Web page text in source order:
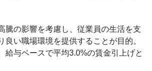
騰の影響を考慮し、従業員の生活を支
良い職場環境を提供することが目的。
給与ベースで平均3.0%の賃金引上げと